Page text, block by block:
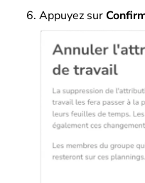
Appuyez sur